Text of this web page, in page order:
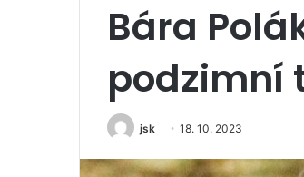
Bára
podzimní
jsk 18. 10. 2023